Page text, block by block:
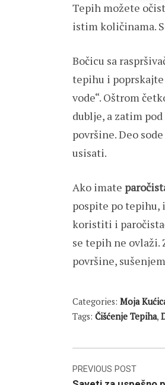
Tepih možete
istim količinama.
Bočicu sa
tepihu i poprskajte
vode“. Oštrom
dublje, a zatim
površine. Deo
usisati.
Ako imate
pospite po tepihu,
koristiti i
se tepih ne ovlaži.
površine,
Categories: Moja
Tags: Čišćenje Tepiha,
Post
PREVIOUS POST